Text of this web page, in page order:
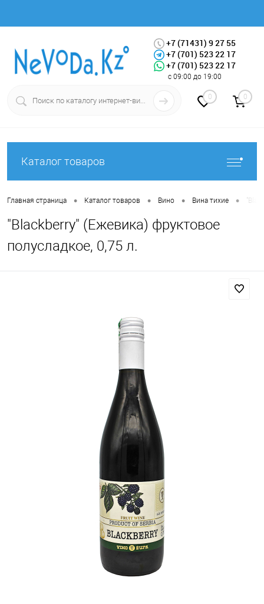
Вход Регистрация
+7 (71431) 9 27 55
+7 (701) 523 22 17
+7 (701) 523 22 17
с 09:00 до 19:00
0 0
Каталог товаров
Главная страница • Каталог товаров • Вино • Вина тихие •
"Blackberry" (Ежевика) фруктовое
полусладкое, 0,75 л.